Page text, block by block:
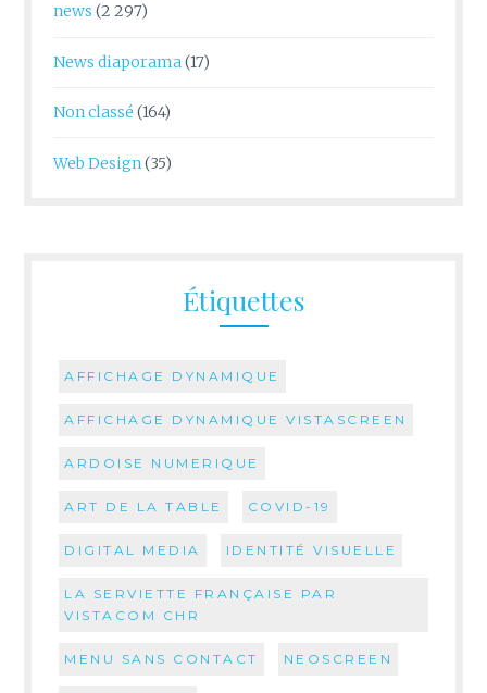
news (2 297)
News diaporama(17)
Non classé (164)
Web Design (35)
Étiquettes
AFFICHAGE DYNAMIQUE
AFFICHAGE DYNAMIQUE VISTASCREEN
ARDOISE NUMERIQUE
ART DE LA TABLE COVID-19
DIGITAL MEDIA IDENTITÉ VISUELLE
LA SERVIETTE FRANÇAISE PAR
VISTACOM CHR
MENU SANS CONTACT NEOSCREEN